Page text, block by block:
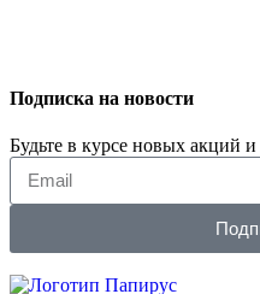
Подписка на новости
Будьте в курсе новых акций